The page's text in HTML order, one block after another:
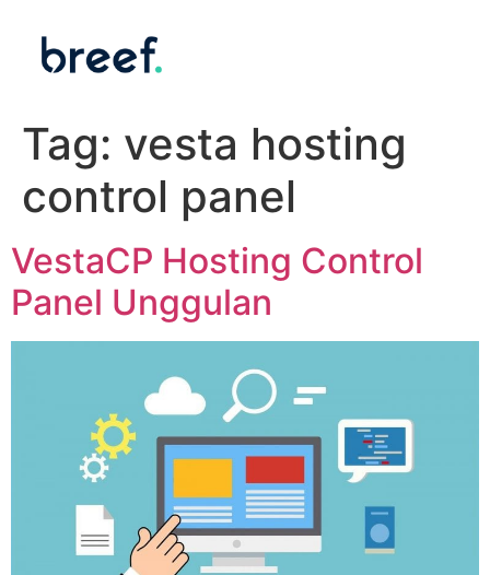
Tag: vesta hosting
control panel
VestaCP Hosting Control
Panel Unggulan